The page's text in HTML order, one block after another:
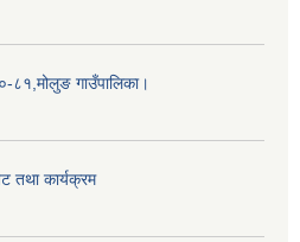
८१,मोलुङ गाउँपालिका।
तथा कार्यक्रम